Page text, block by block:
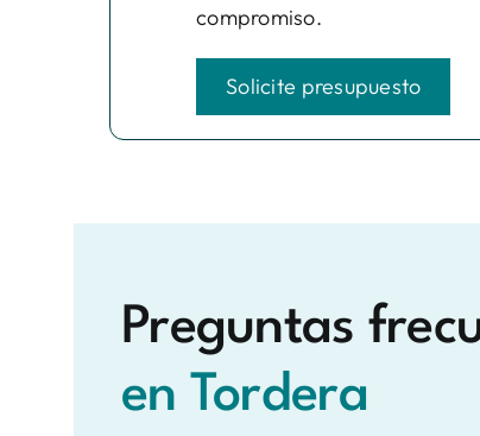
compromiso.
Solicite presupuesto
Preguntas
en Tordera